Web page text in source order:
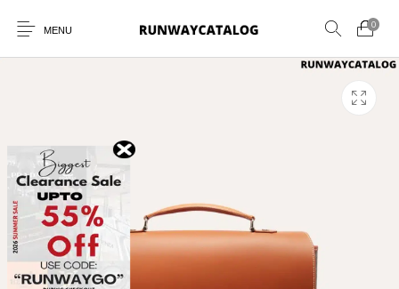
MENU
0
New Products
PERFUMES